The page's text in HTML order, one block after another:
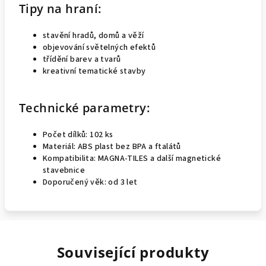
Tipy na hraní:
stavění hradů, domů a věží
objevování světelných efektů
třídění barev a tvarů
kreativní tematické stavby
Technické parametry:
Počet dílků: 102 ks
Materiál: ABS plast bez BPA a ftalátů
Kompatibilita: MAGNA-TILES a další magnetické
stavebnice
Doporučený věk: od 3 let
Související produkty